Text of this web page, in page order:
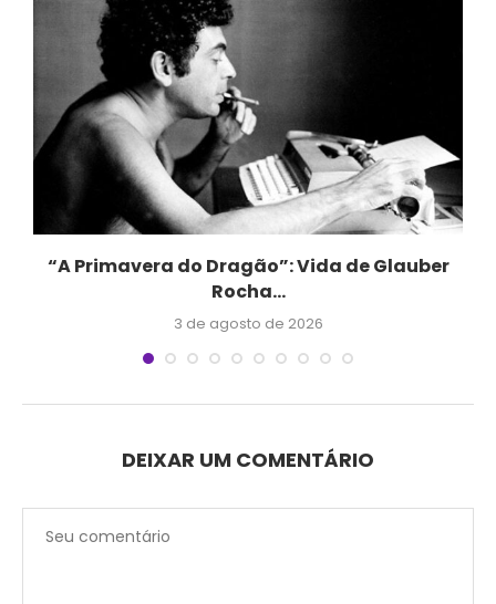
“A Primavera do Dragão”: Vida de Glauber
Rocha...
3 de agosto de 2026
DEIXAR UM COMENTÁRIO